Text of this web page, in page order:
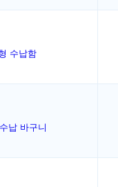
수납함
납 바구니